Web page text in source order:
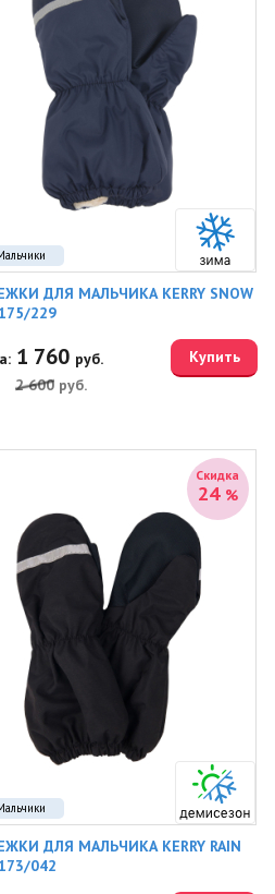
ДЛЯ МАЛЬЧИКА KERRY SNOW
229
1 760 руб.
2 600 руб.
Купить
Скидка
24 %
ДЛЯ МАЛЬЧИКА KERRY RAIN
042